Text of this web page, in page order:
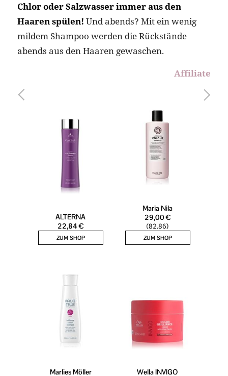
Chlor oder Salzwasser immer aus den
Haaren spülen! Und abends? Mit ein wenig
mildem Shampoo werden die Rückstände
abends aus den Haaren gewaschen.
Affiliate